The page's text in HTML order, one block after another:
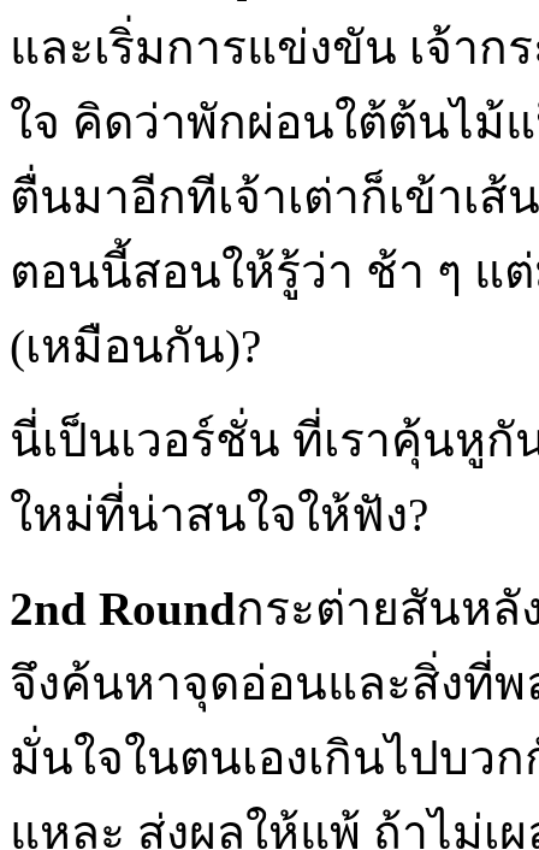
และเริ่มการแข่งขัน เจ้าก
ใจ คิดว่าพักผ่อนใต้ต้นไม้
ตื่นมาอีกทีเจ้าเต่าก็เข้าเ
ตอนนี้สอนให้รู้ว่า ช้า ๆ แ
(เหมือนกัน)?
นี่เป็นเวอร์ชั่น ที่เราคุ้นหู
ใหม่ที่น่าสนใจให้ฟัง?
2nd Roundกระต่ายสันหลั
จึงค้นหาจุดอ่อนและสิ่งที่พ
มั่นใจในตนเองเกินไปบว
แหละ ส่งผลให้แพ้ ถ้าไม่เ